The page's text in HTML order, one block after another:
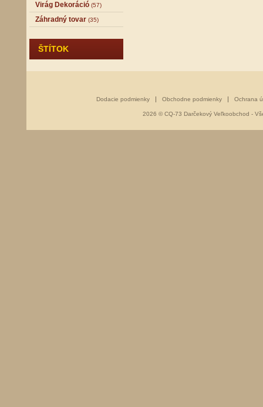
Virág Dekoráció (57)
Záhradný tovar (35)
ŠTÍTOK
Dodacie podmienky Obchodne podmienky Ochrana
2026 © CQ-73 Darčekový Veľkoobchod -